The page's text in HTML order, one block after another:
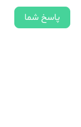
پاسخ شما